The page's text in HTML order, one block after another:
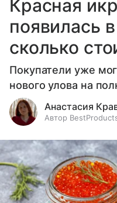
Красная
появилась
сколько
Покупатели уже
нового улова на
Анастасия
Автор